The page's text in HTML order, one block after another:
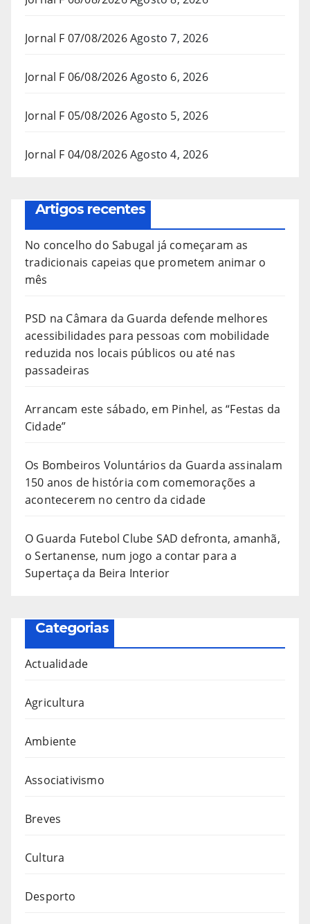
Jornal F 07/08/2026Agosto 7, 2026
Jornal F 06/08/2026Agosto 6, 2026
Jornal F 05/08/2026Agosto 5, 2026
Jornal F 04/08/2026Agosto 4, 2026
Artigos recentes
No concelho do Sabugal já começaram as
tradicionais capeias que prometem animar o
mês
PSD na Câmara da Guarda defende melhores
acessibilidades para pessoas com mobilidade
reduzida nos locais públicos ou até nas
passadeiras
Arrancam este sábado, em Pinhel, as “Festas da
Cidade”
Os Bombeiros Voluntários da Guarda assinalam
150 anos de história com comemorações a
acontecerem no centro da cidade
O Guarda Futebol Clube SAD defronta, amanhã,
o Sertanense, num jogo a contar para a
Supertaça da Beira Interior
Categorias
Actualidade
Agricultura
Ambiente
Associativismo
Breves
Cultura
Desporto